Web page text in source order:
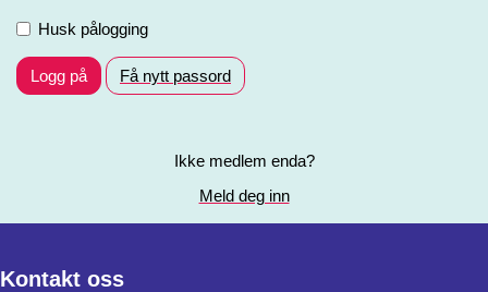
Husk pålogging
Logg på Få nytt passord
Ikke medlem enda?
Meld deg inn
Kontakt oss